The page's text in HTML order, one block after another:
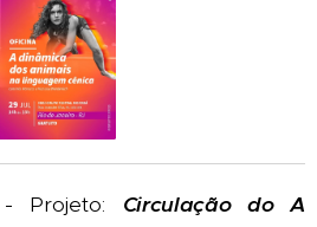
- Projeto: Circulaçãodo A